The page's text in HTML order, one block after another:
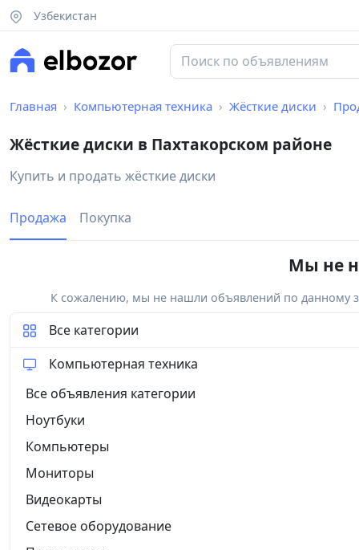
Узбекистан
Главная Компьютерная техника Жёсткие диски
Жёсткие диски в Пахтакорском районе
Купить и продать жёсткие диски
Продажа Покупка
Мы не
К сожалению, мы не нашли объявлений по данному
Все категории
Компьютерная техника
Все объявления категории
Ноутбуки
Компьютеры
Мониторы
Видеокарты
Сетевое оборудование